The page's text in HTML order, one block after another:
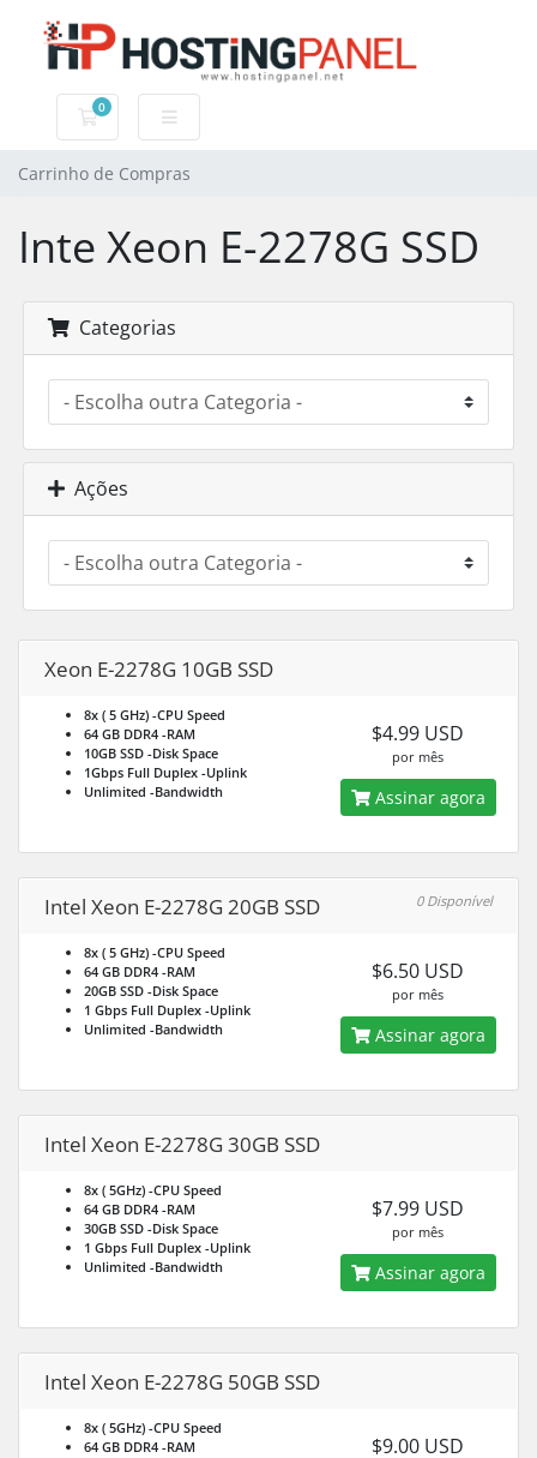
0
Carrinho de Compras
Carrinho de Compras
Inte Xeon E-2278G SSD
Categorias
Ações
Xeon E-2278G 10GB SSD
8x ( 5 GHz) -CPU Speed
64 GB DDR4 -RAM
10GB SSD -Disk Space
1Gbps Full Duplex -Uplink
Unlimited -Bandwidth
$4.99 USD
por mês
Assinar agora
Intel Xeon E-2278G 20GB SSD 0 Disponível
8x ( 5 GHz) -CPU Speed
64 GB DDR4 -RAM
20GB SSD -Disk Space
1 Gbps Full Duplex -Uplink
Unlimited -Bandwidth
$6.50 USD
por mês
Assinar agora
Intel Xeon E-2278G 30GB SSD
8x ( 5GHz) -CPU Speed
64 GB DDR4 -RAM
30GB SSD -Disk Space
1 Gbps Full Duplex -Uplink
Unlimited -Bandwidth
$7.99 USD
por mês
Assinar agora
Intel Xeon E-2278G 50GB SSD
8x ( 5GHz) -CPU Speed
64 GB DDR4 -RAM
$9.00 USD